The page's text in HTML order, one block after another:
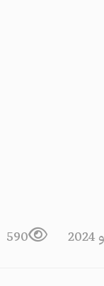
590